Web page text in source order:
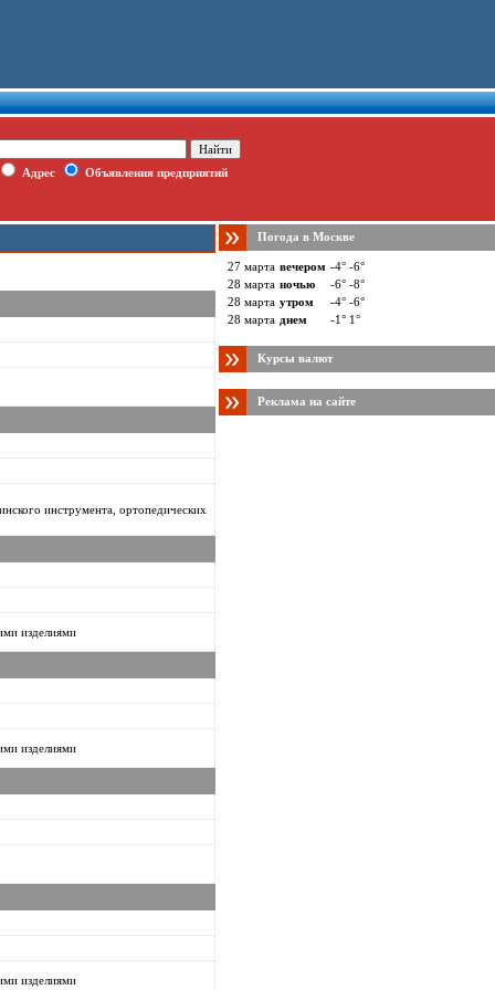
Адрес Объявления предприятий
инструмента, ортопедических
изделиями
изделиями
изделиями
Погода в Москве
27 марта вечером -4° -6°
28 марта ночью
-6° -8°
28 марта утром
-4° -6°
28 марта днем -1° 1°
Курсы валют
Реклама на сайте